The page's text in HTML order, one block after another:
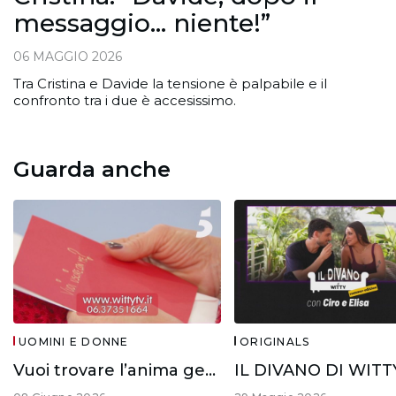
messaggio… niente!”
06 MAGGIO 2026
Tra Cristina e Davide la tensione è palpabile e il
confronto tra i due è accesissimo.
Guarda anche
UOMINI E DONNE
Vuoi trovare l’anima gemella?
ORIGINALS